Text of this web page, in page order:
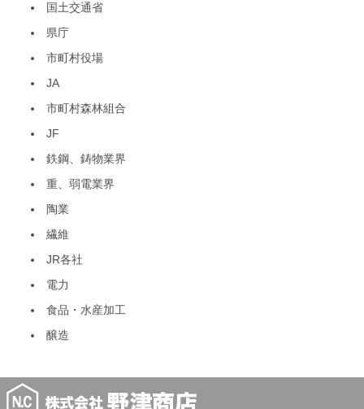
国土交通省
県庁
市町村役場
JA
市町村森林組合
JF
鉄鋼、鋳物業界
重、弱電業界
陶業
繊維
JR各社
電力
食品・水産加工
醸造